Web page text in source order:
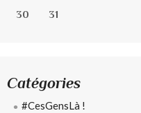
30
31
Catégories
#CesGensLà !